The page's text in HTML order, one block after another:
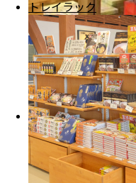
ハピリン様
福井県福井市
トレイラック